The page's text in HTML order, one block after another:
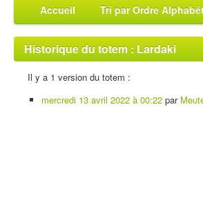
Accueil Tri par Ordre
Historique du totem : Lardaki
Il y a 1 version du totem :
mercredi 13 avril 2022 à 00:22 par